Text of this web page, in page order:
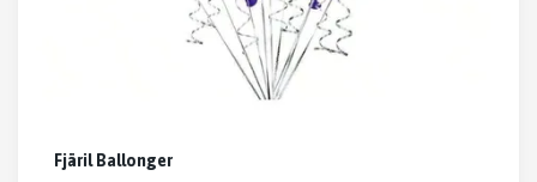
Fjäril Ballonger